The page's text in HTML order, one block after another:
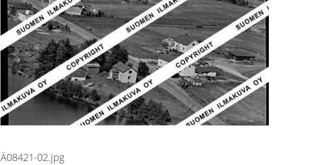
Ä08421-02.jpg